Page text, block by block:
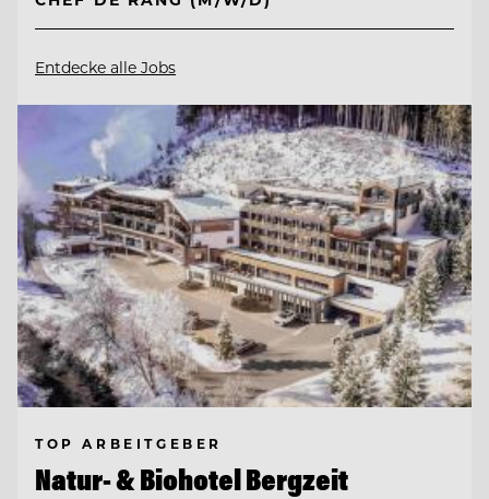
Entdecke alle Jobs
TOP ARBEITGEBER
Natur- & Biohotel Bergzeit